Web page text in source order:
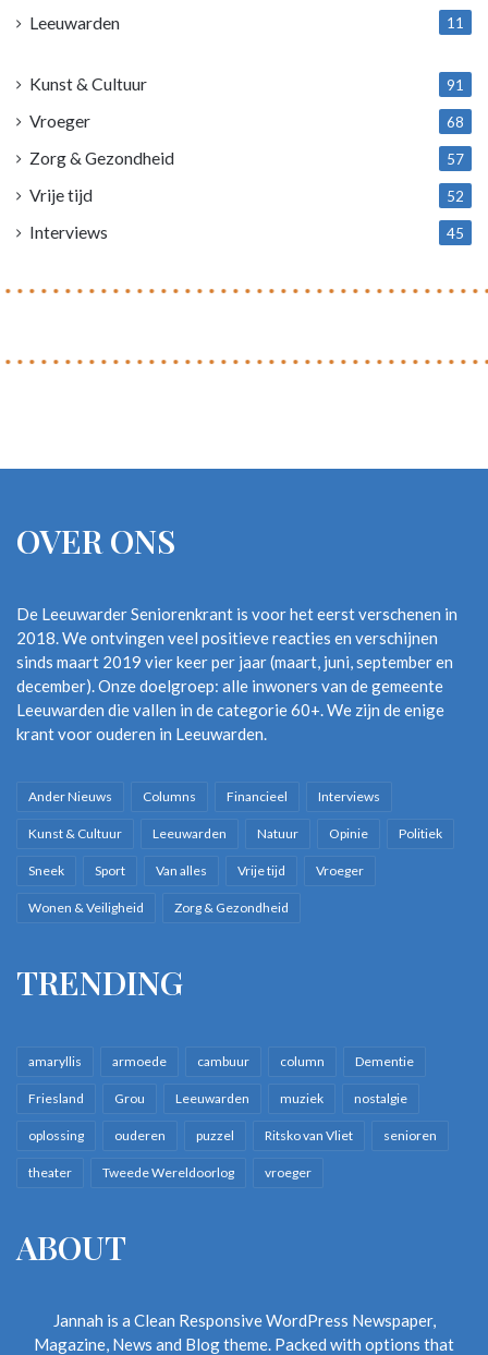
Leeuwarden
11
Kunst & Cultuur 91
Vroeger 68
Zorg & Gezondheid 57
Vrije tijd 52
Interviews 45
OVER ONS
De Leeuwarder Seniorenkrant is voor het eerst verschenen in
2018. We ontvingen veel positieve reacties en verschijnen
sinds maart 2019 vier keer per jaar (maart, juni, september en
december). Onze doelgroep: alle inwoners van de gemeente
Leeuwarden die vallen in de categorie 60+. We zijn de enige
krant voor ouderen in Leeuwarden.
Ander Nieuws Columns Financieel Interviews
Kunst & Cultuur Leeuwarden Natuur Opinie Politiek
Sneek Sport Van alles Vrije tijd Vroeger
Wonen & Veiligheid Zorg & Gezondheid
TRENDING
amaryllis armoede cambuur column Dementie
Friesland Grou Leeuwarden muziek nostalgie
oplossing ouderen puzzel Ritsko van Vliet senioren
theater Tweede Wereldoorlog vroeger
ABOUT
Jannah is a Clean Responsive WordPress Newspaper,
Magazine, News and Blog theme. Packed with options that